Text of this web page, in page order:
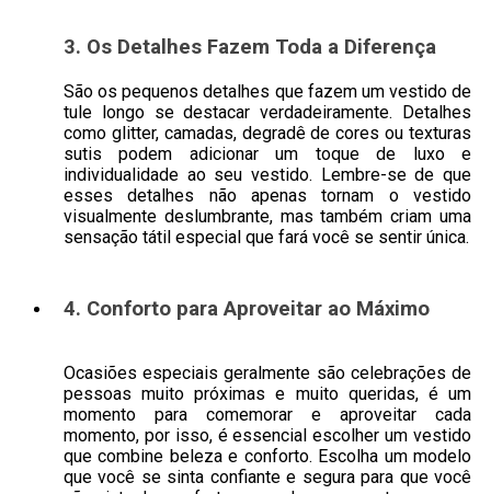
3. Os Detalhes Fazem Toda a Diferença
São os pequenos detalhes que fazem um vestido de
tule longo se destacar verdadeiramente. Detalhes
como glitter, camadas, degradê de cores ou texturas
sutis podem adicionar um toque de luxo e
individualidade ao seu vestido. Lembre-se de que
esses detalhes não apenas tornam o vestido
visualmente deslumbrante, mas também criam uma
sensação tátil especial que fará você se sentir única.
4. Conforto para Aproveitar ao Máximo
Ocasiões especiais geralmente são celebrações de
pessoas muito próximas e muito queridas, é um
momento para comemorar e aproveitar cada
momento, por isso, é essencial escolher um vestido
que combine beleza e conforto. Escolha um modelo
que você se sinta confiante e segura para que você